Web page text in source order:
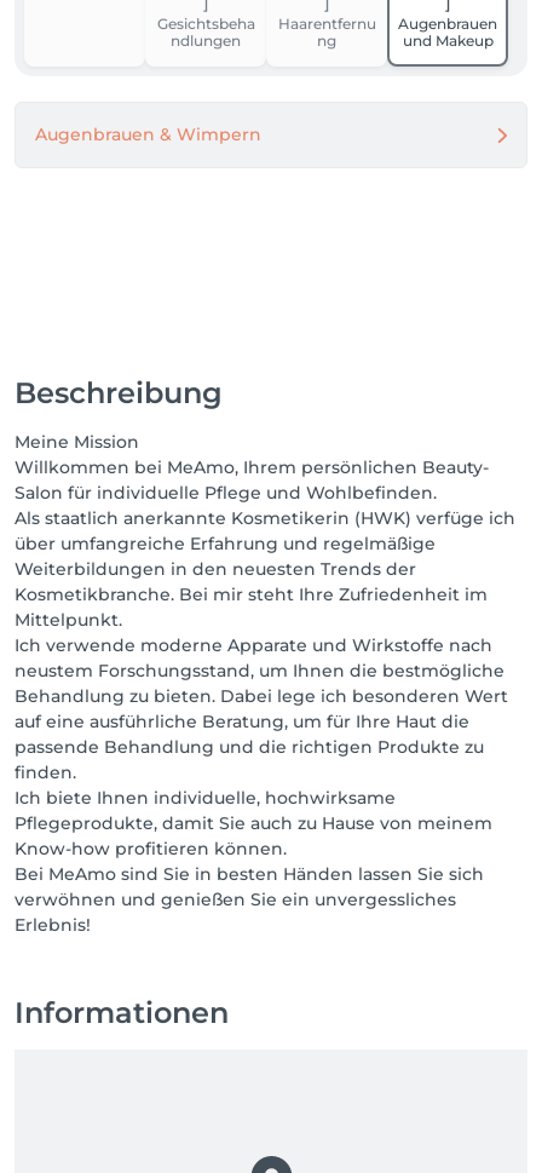
Gesichtsbeha
ndlungen
Haarentfernu
ng
Augenbrauen
und Makeup
Augenbrauen & Wimpern
Beschreibung
Meine Mission
Willkommen bei MeAmo, Ihrem persönlichen Beauty-
Salon für individuelle Pflege und Wohlbefinden.
Als staatlich anerkannte Kosmetikerin (HWK) verfüge ich
über umfangreiche Erfahrung und regelmäßige
Weiterbildungen in den neuesten Trends der
Kosmetikbranche. Bei mir steht Ihre Zufriedenheit im
Mittelpunkt.
Ich verwende moderne Apparate und Wirkstoffe nach
neustem Forschungsstand, um Ihnen die bestmögliche
Behandlung zu bieten. Dabei lege ich besonderen Wert
auf eine ausführliche Beratung, um für Ihre Haut die
passende Behandlung und die richtigen Produkte zu
finden.
Ich biete Ihnen individuelle, hochwirksame
Pflegeprodukte, damit Sie auch zu Hause von meinem
Know-how profitieren können.
Bei MeAmo sind Sie in besten Händen lassen Sie sich
verwöhnen und genießen Sie ein unvergessliches
Erlebnis!
Informationen